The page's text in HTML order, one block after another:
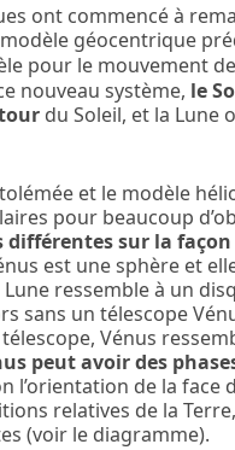
ont commencé à
géocentrique
pour le mouvement
nouveau système, le
du Soleil, et la Lune
et le modèle
pour beaucoup
différentes sur la
est une sphère et
ressemble à un
sans un télescope
Vénus
peut avoir des
l’orientation de la face
relatives de la
(voir le diagramme).